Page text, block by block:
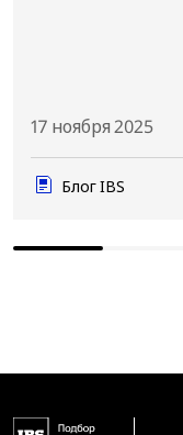
17 ноября 2025
Блог IBS